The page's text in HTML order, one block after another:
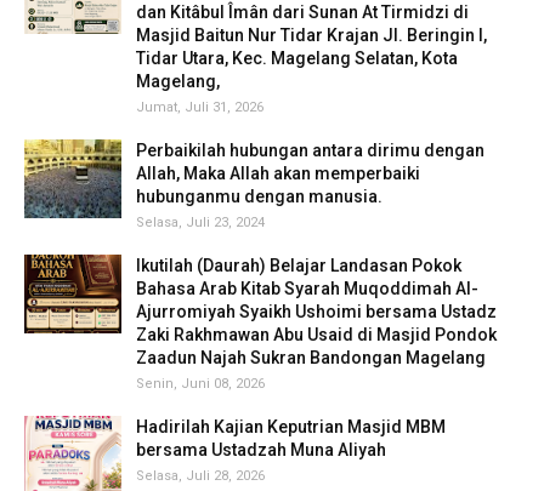
dan Kitâbul Îmân dari Sunan At Tirmidzi di
Masjid Baitun Nur Tidar Krajan Jl. Beringin I,
Tidar Utara, Kec. Magelang Selatan, Kota
Magelang,
Jumat, Juli 31, 2026
Perbaikilah hubungan antara dirimu dengan
Allah, Maka Allah akan memperbaiki
hubunganmu dengan manusia.
Selasa, Juli 23, 2024
Ikutilah (Daurah) Belajar Landasan Pokok
Bahasa Arab Kitab Syarah Muqoddimah Al-
Ajurromiyah Syaikh Ushoimi bersama Ustadz
Zaki Rakhmawan Abu Usaid di Masjid Pondok
Zaadun Najah Sukran Bandongan Magelang
Senin, Juni 08, 2026
Hadirilah Kajian Keputrian Masjid MBM
bersama Ustadzah Muna Aliyah
Selasa, Juli 28, 2026